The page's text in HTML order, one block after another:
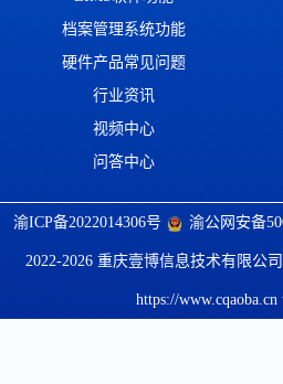
档案管理系统功能
硬件产品常见问题
行业资讯
视频中心
问答中心
渝ICP备2022014306号 渝公网安备
2022-2026 重庆壹博信息技术有限公
https://www.cqaoba.cn